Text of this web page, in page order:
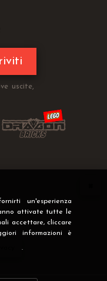
un'esperienza
attivate tutte le
accettare, cliccare
informazioni è
.
uscite,